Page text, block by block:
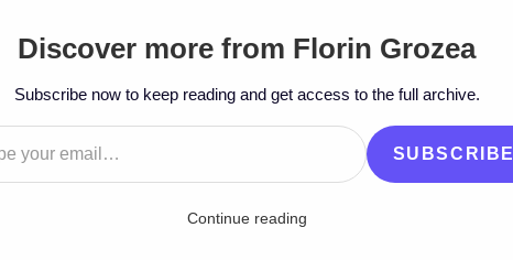
Discover more from Florin Grozea
Subscribe now to keep reading and get access to the full archive.
SUBSCRIBE
Continue reading